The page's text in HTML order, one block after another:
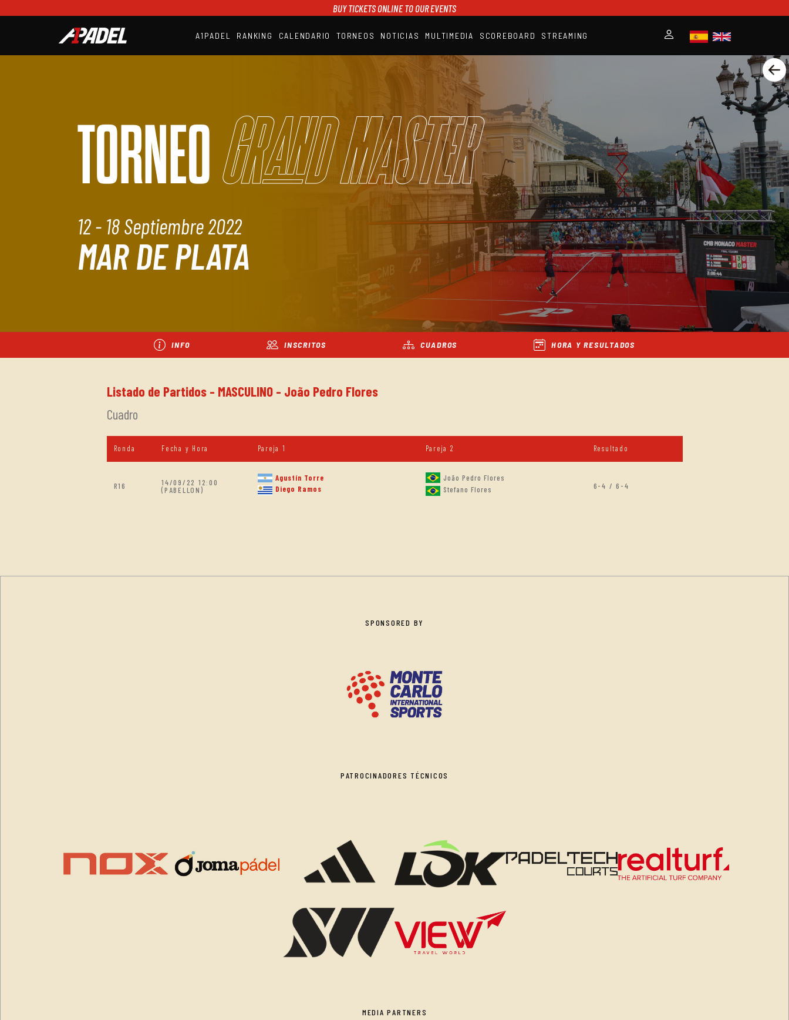
BUY TICKETS ONLINE TO OUR EVENTS
A1PADEL RANKING CALENDARIO TORNEOS NOTICIAS MULTIMEDIA SCOREBOARD STREAMING
RANKING
SCOREBOARD
STREAMING
TORNEOGrand Master
12 - 18 Septiembre 2022
MAR DE PLATA
INFO INSCRITOS CUADROS HORA Y RESULTADOS
Listado de Partidos - MASCULINO - João Pedro Flores
Cuadro
Ronda Fecha y Hora Pareja 1 Pareja 2 Resultado
R16
14/09/22 12:00
(PABELLON)
Agustín Torre
Diego Ramos
João Pedro Flores
Stefano Flores
6-4 / 6-4
SPONSORED BY
PATROCINADORES TÉCNICOS
MEDIA PARTNERS